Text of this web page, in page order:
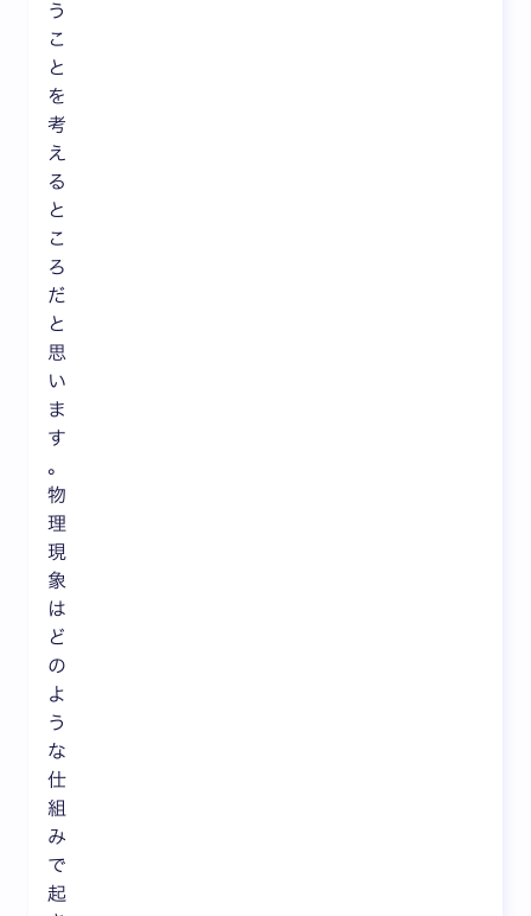
う
こ
と
を
考
え
る
と
こ
ろ
だ
と
思
い
ま
す
。
物
理
現
象
は
ど
の
よ
う
な
仕
組
み
で
起